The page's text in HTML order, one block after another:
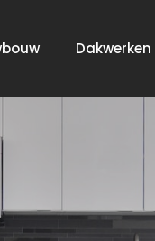
Dakwerken